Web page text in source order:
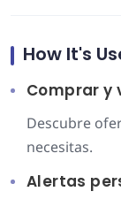
How It's
Comprar y
Descubre
necesitas.
Alertas